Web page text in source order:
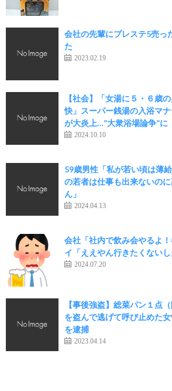
会社の先輩にプレステ5売っ
た
2023.02.19
【社会】「女湯に５・６歳
快」スーパー銭湯の入浴マ
が大炎上…”大衆浴場論争”に
2024.10.10
59歳男性「私が若い頃は薄
の若者は仕事も出来ないの
ん」
2024.04.13
会社「社内で飲み会やるよ
イ「ええやん行きたくないし
2024.07.20
【事後強盗】総菜パン１点
を盗んで逃げて呼び止めた
を逮捕
2023.04.14